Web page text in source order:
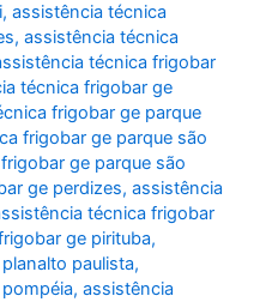
,assistência técnica
,assistência técnica
técnica frigobar
técnica frigobar ge
frigobar ge parque
frigobar ge parque são
ge parque são
ge perdizes,assistência
técnica frigobar
ge pirituba,
paulista,
,assistência